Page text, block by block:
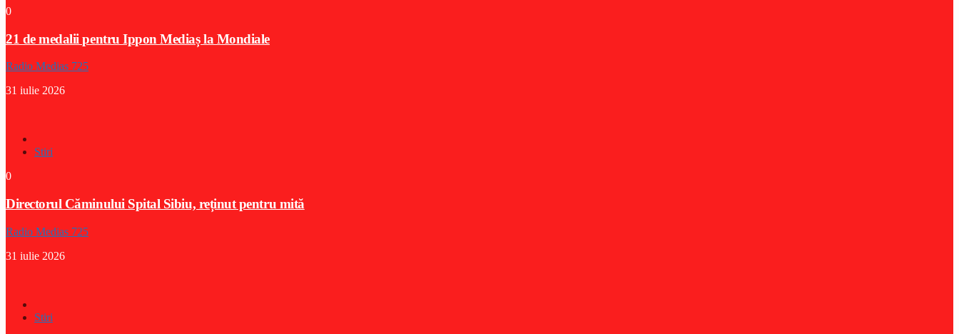
0
21 de medalii pentru Ippon Mediaș la Mondiale
Radio Medias 725
31 iulie 2026
Stiri
0
Directorul Căminului Spital Sibiu, reținut pentru mită
Radio Medias 725
31 iulie 2026
Stiri